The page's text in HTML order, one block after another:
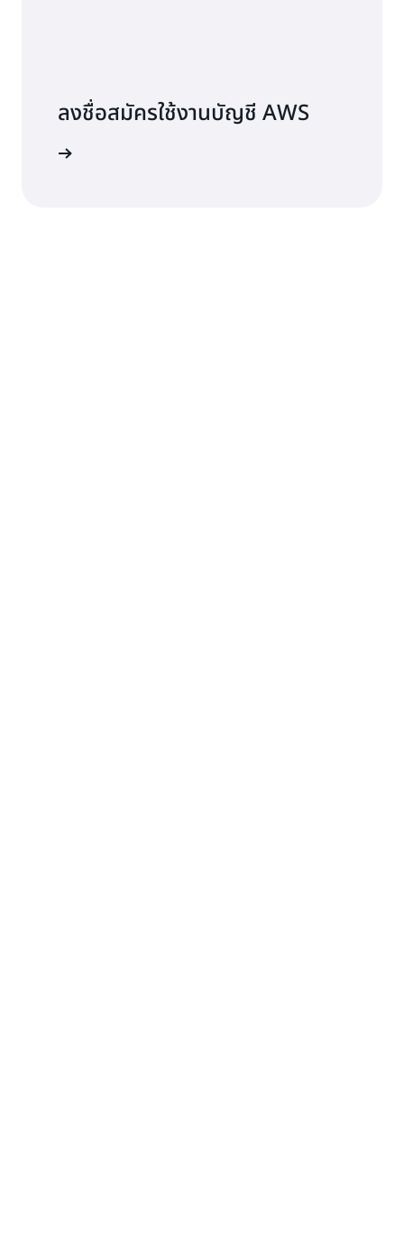
ลงชื่อสมัครใช้งานบัญชี AWS